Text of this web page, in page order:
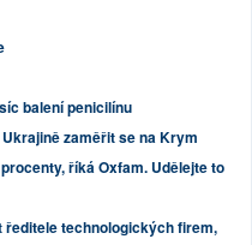
balení penicilínu
zaměřit se na Krym
říká Oxfam. Udělejte to
technologických firem,